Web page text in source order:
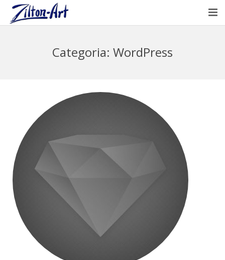
ARTIGOS & DICAS
CONTATO
Categoria: WordPress